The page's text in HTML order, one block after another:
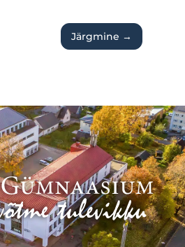
Järgmine →